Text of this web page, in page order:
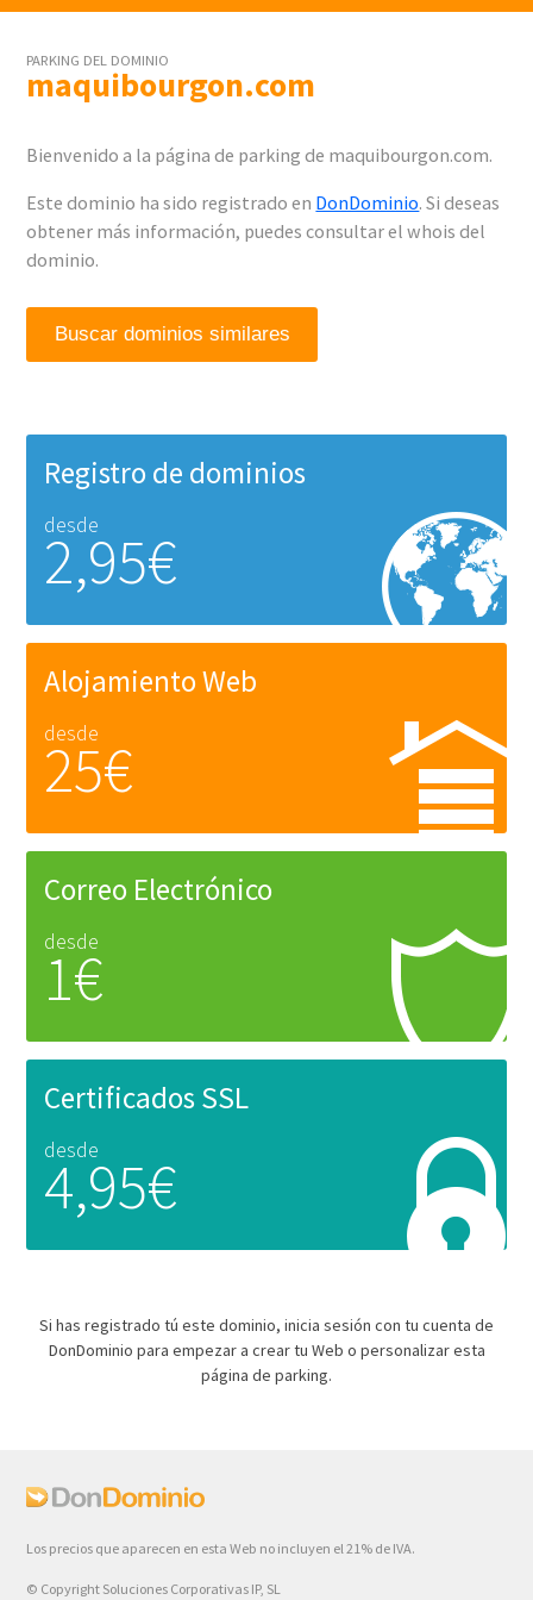
PARKING DEL DOMINIO
maquibourgon.com
Bienvenido a la página de parking de maquibourgon.com.
Este dominio ha sido registrado en DonDominio. Si deseas
obtener más información, puedes consultar el whois del
dominio.
Buscar dominios similares
Registro de dominios
desde
2,95€
Alojamiento Web
desde
25€
Correo Electrónico
desde
1€
Certificados SSL
desde
4,95€
Si has registrado tú este dominio, inicia sesión con tu cuenta de
DonDominio para empezar a crear tu Web o personalizar esta
página de parking.
Los precios que aparecen en esta Web no incluyen el 21% de IVA.
© Copyright Soluciones Corporativas IP, SL